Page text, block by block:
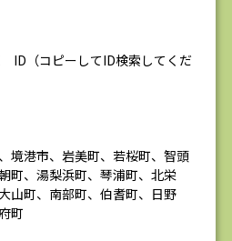
ID（コピーしてID検索してくだ
境港市、岩美町、若桜町、智頭
町、湯梨浜町、琴浦町、北栄
山町、南部町、伯耆町、日野
町